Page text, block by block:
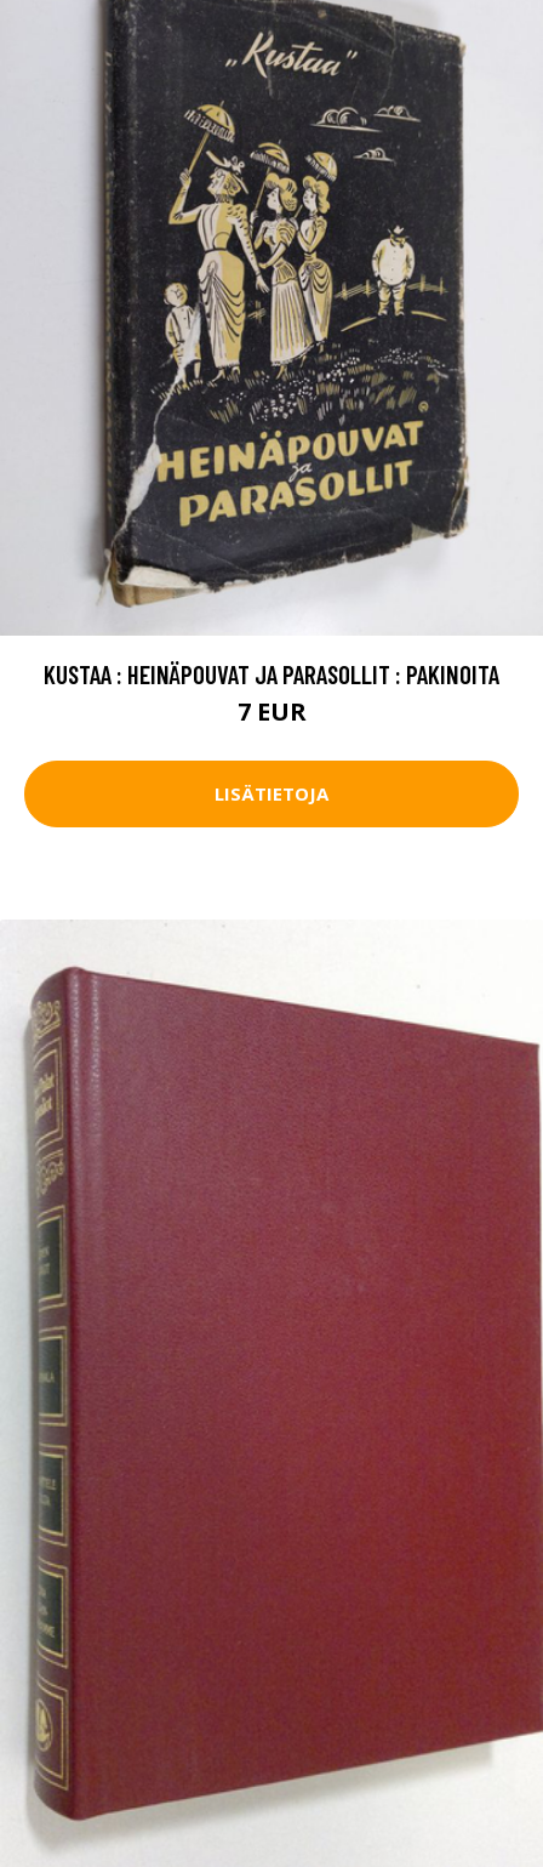
KUSTAA : HEINÄPOUVAT JA PARASOLLIT : PAKINOITA
7 EUR
LISÄTIETOJA